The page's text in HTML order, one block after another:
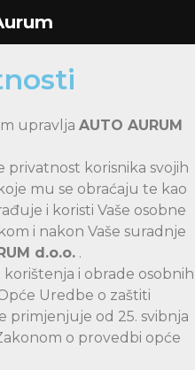
upravlja AUTO AURUM
privatnost korisnika svojih
mu se obraćaju te kao
i koristi Vaše osobne
i nakon Vaše suradnje
d.o.o. .
korištenja i obrade osobnih
Uredbe o zaštiti
primjenjuje od 25. svibnja
o provedbi opće